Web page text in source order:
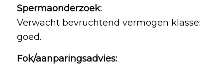
Spermaonderzoek:
Verwacht bevruchtend vermogen klasse:
goed.
Fok/aanparingsadvies: